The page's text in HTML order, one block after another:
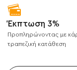
Έκπτωση 3%
Προπληρώνοντας με
τραπεζική κατάθεση